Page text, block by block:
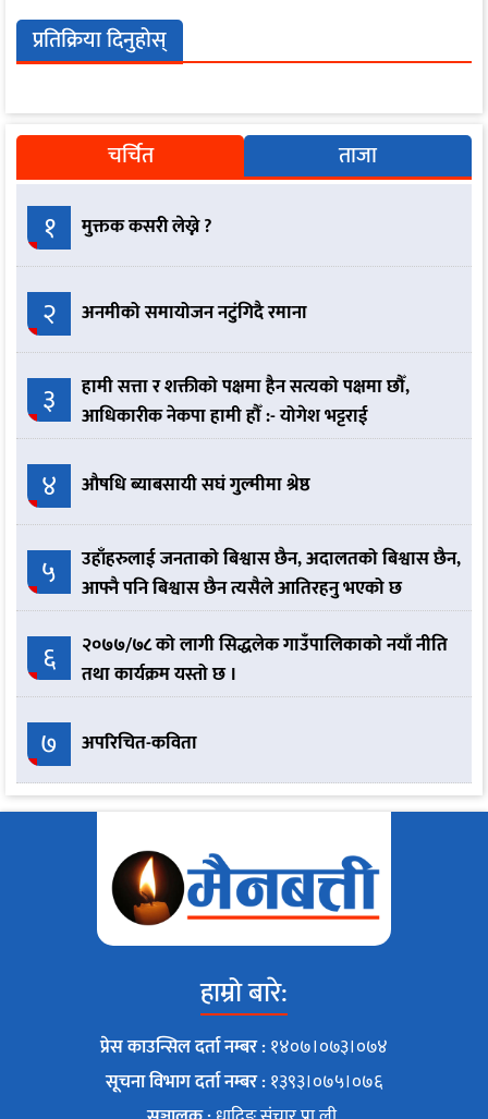
प्रतिक्रिया दिनुहोस्
चर्चित ताजा
१ मुक्तक कसरी लेख्ने ?
२ अनमीको समायोजन नटुंगिदै रमाना
३
हामी सत्ता र शक्तीको पक्षमा हैन सत्यको पक्षमा छौँ,
आधिकारीक नेकपा हामी हौँ :- योगेश भट्टराई
४ औषधि ब्याबसायी सघं गुल्मीमा श्रेष्ठ
५
उहाँहरुलाई जनताको बिश्वास छैन, अदालतको बिश्वास छैन,
आफ्नै पनि बिश्वास छैन त्यसैले आतिरहनु भएको छ
६
२०७७/७८ को लागी सिद्धलेक गाउँपालिकाको नयाँ नीति
तथा कार्यक्रम यस्तो छ ।
७ अपरिचित-कविता
हाम्रो बारे:
प्रेस काउन्सिल दर्ता नम्बर :१४०७।०७३।०७४
सूचना विभाग दर्ता नम्बर :१३९३।०७५।०७६